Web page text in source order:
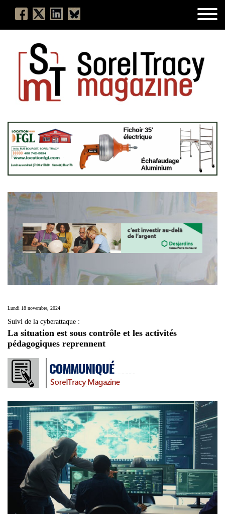
Lundi 18 novembre, 2024
Suivi de la cyberattaque :
La situation est sous contrôle et les activités
pédagogiques reprennent